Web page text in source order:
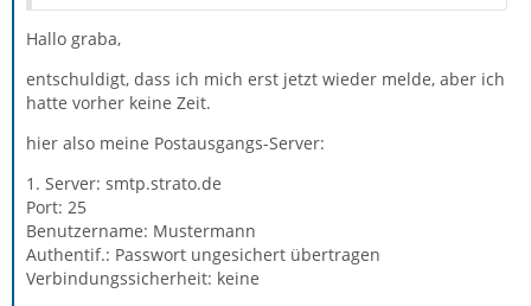
Hallo graba,
entschuldigt, dass ich mich erst jetzt wieder melde, aber ich
hatte vorher keine Zeit.
hier also meine Postausgangs-Server:
1. Server: smtp.strato.de
Port: 25
Benutzername: Mustermann
Authentif.: Passwort ungesichert übertragen
Verbindungssicherheit: keine